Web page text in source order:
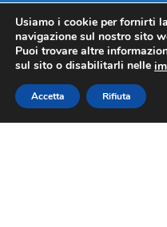
INFO
PRODOTTI
Usiamo i cookie per fornirti
navigazione sul nostro sito
Puoi trovare altre
sul sito o disabilitarli nelle
Accetta Rifiuta